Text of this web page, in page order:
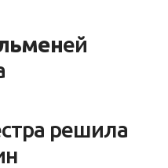
ей
решила